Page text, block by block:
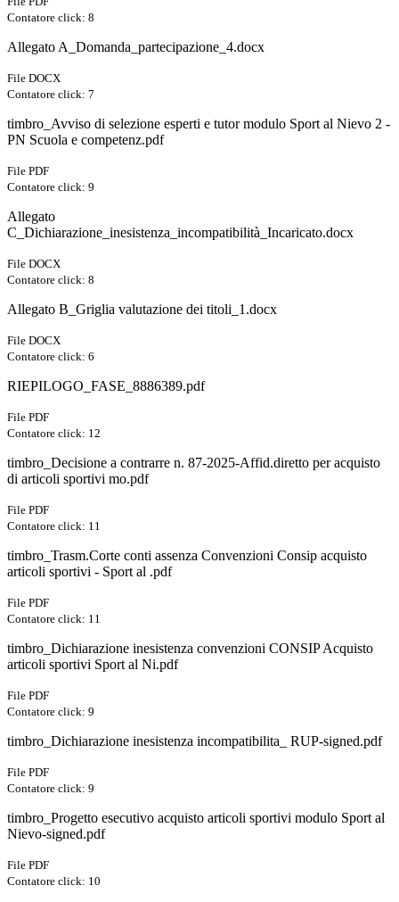
Contatore click: 8
Allegato A_Domanda_partecipazione_4.docx
File DOCX
Contatore click: 7
timbro_Avviso di selezione esperti e tutor modulo Sport al Nievo 2 -
PN Scuola e competenz.pdf
File PDF
Contatore click: 9
Allegato
C_Dichiarazione_inesistenza_incompatibilità_Incaricato.docx
File DOCX
Contatore click: 8
Allegato B_Griglia valutazione dei titoli_1.docx
File DOCX
Contatore click: 6
RIEPILOGO_FASE_8886389.pdf
File PDF
Contatore click: 12
timbro_Decisione a contrarre n. 87-2025-Affid.diretto per acquisto
di articoli sportivi mo.pdf
File PDF
Contatore click: 11
timbro_Trasm.Corte conti assenza Convenzioni Consip acquisto
articoli sportivi - Sport al .pdf
File PDF
Contatore click: 11
timbro_Dichiarazione inesistenza convenzioni CONSIP Acquisto
articoli sportivi Sport al Ni.pdf
File PDF
Contatore click: 9
timbro_Dichiarazione inesistenza incompatibilita_ RUP-signed.pdf
File PDF
Contatore click: 9
timbro_Progetto esecutivo acquisto articoli sportivi modulo Sport al
Nievo-signed.pdf
File PDF
Contatore click: 10